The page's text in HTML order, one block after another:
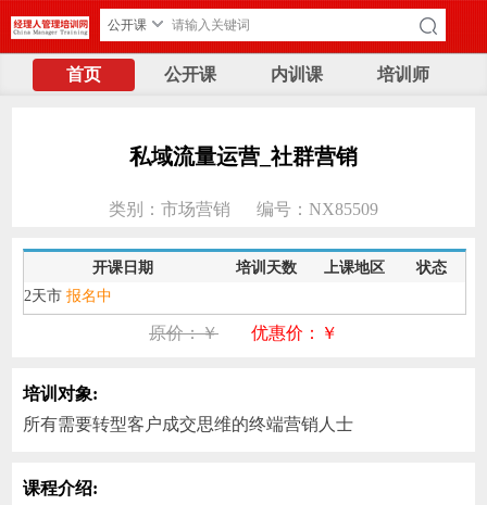
公开课
首页 公开课 内训课 培训师
私域流量运营_社群营销
类别： 市场营销 编号：NX85509
开课日期 培训天数 上课地区
状态
2天市 报名中
原价：￥ 优惠价：￥
培训对象:
所有需要转型客户成交思维的终端营销人士
课程介绍: